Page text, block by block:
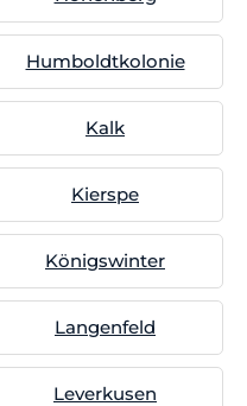
Humboldtkolonie
Kalk
Kierspe
Königswinter
Langenfeld
Leverkusen